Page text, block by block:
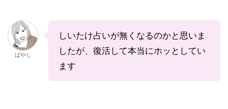
ばやし
しいたけ占いが無くなるのかと思いま
したが、復活して本当にホッとしてい
ます